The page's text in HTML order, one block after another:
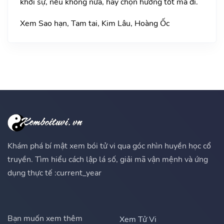
Xem Sao hạn, Tam tai, Kim Lâu, Hoàng Ốc
Khám phá bí mật xem bói tử vi qua góc nhìn huyền học cổ
truyền. Tìm hiểu cách lập lá số, giải mã vận mệnh và ứng
dụng thực tế :current_year
Bạn muốn xem thêm Xem Tử Vi